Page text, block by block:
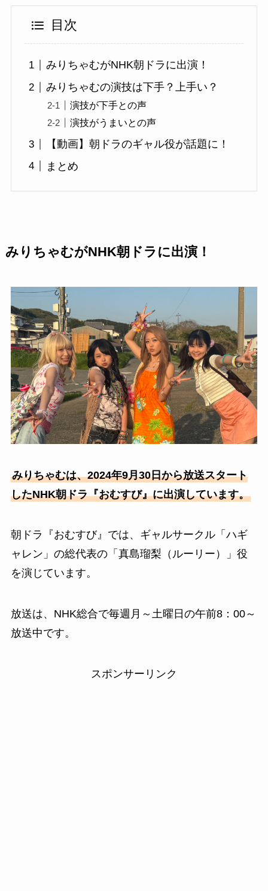
目次
みりちゃむがNHK朝ドラに出演！
みりちゃむの演技は下手？上手い？
演技が下手との声
演技がうまいとの声
【動画】朝ドラのギャル役が話題に！
まとめ
みりちゃむがNHK朝ドラに出演！
みりちゃむは、2024年9月30日から放送スタート
したNHK朝ドラ『おむすび』に出演しています。
朝ドラ『おむすび』では、ギャルサークル「ハギ
ャレン」の総代表の「真島瑠梨（ルーリー）」役
を演じています。
放送は、NHK総合で毎週月～土曜日の午前8：00～
放送中です。
スポンサーリンク